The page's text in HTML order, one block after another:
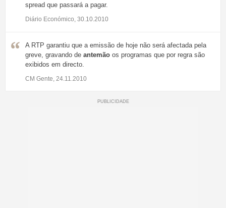
spread que passará a pagar.
Diário Económico, 30.10.2010
A RTP garantiu que a emissão de hoje não será afectada pela
greve, gravando de antemão os programas que por regra são
exibidos em directo.
CM Gente, 24.11.2010